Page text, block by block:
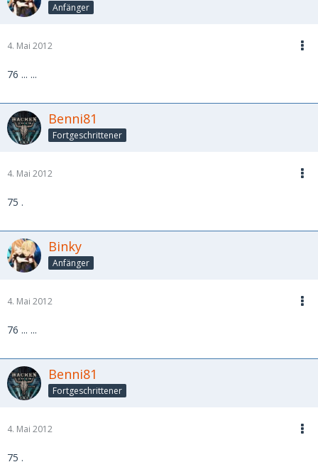
Anfänger
4. Mai 2012
76 ... ...
Benni81
Fortgeschrittener
4. Mai 2012
75 .
Binky
Anfänger
4. Mai 2012
76 ... ...
Benni81
Fortgeschrittener
4. Mai 2012
75 .